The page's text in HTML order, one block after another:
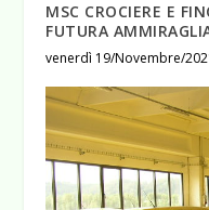
MSC CROCIERE E
FUTURA
venerdì 19/Novembre/